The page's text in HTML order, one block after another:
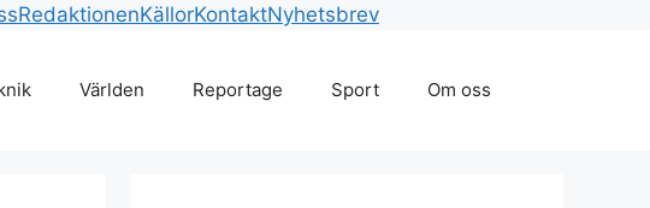
RedaktionenKällorKontaktNyhetsbrev
Världen Reportage Sport Om oss